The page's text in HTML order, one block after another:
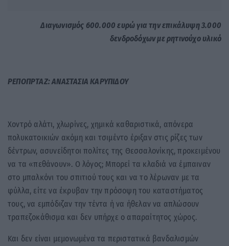
Διαγωνισμός 600.000 ευρώ για την επικάλυψη 3.000
δενδροδόχων με ρητινούχο υλικό
ΡΕΠΟΠΡΤΑΖ: ΑΝΑΣΤΑΣΙΑ ΚΑΡΥΠΙΔΟΥ
Χοντρό αλάτι, χλωρίνες, χημικά καθαριστικά, απόνερα
πολυκατοικιών ακόμη και τσιμέντο έριξαν στις ρίζες των
δέντρων, ασυνείδητοι πολίτες της Θεσσαλονίκης, προκειμένου
να τα «πεθάνουν». Ο λόγος; Μπορεί τα κλαδιά να έμπαιναν
στο μπαλκόνι του σπιτιού τους και να το λέρωναν με τα
φύλλα, είτε να έκρυβαν την πρόσοψη του καταστήματος
τους, να εμπόδιζαν την τέντα ή να ήθελαν να απλώσουν
τραπεζοκάθισμα και δεν υπήρχε ο απαραίτητος χώρος.
Και δεν είναι μεμονωμένα τα περιστατικά βανδαλισμών